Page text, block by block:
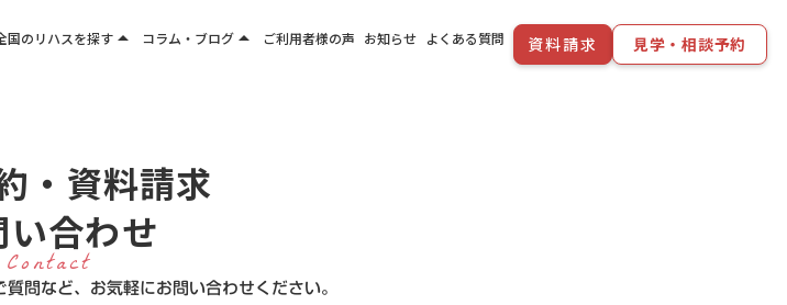
・資料請求
い合わせ
Contact
問など、お気軽にお問い合わせください。
国のリハスを探すarrow_drop_up
陸エリア
海エリア
西エリア
国・九州エリア
コラム・ブログarrow_drop_up ご利用者様の声 お知らせ よくある質問 資料請求 見学・相談予約